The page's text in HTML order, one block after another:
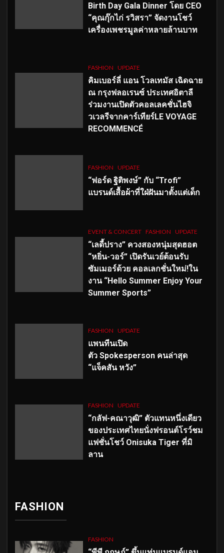
Birth Day Gala Dinner โดย CEO
“คุณกุ๊กไก่ รวิสรา” จัดงานโชว์
เครื่องเพชรมูลค่าหลายล้านบาท
FASHION UPDATE
คิมเบอร์ลี่ แอน โวลเทมัส เฉิดฉาย
ณ กรุงฟลอเรนซ์ ประเทศอิตาลี
ร่วมงานเปิดตัวคอลเลคชั่นไฮจิ
วเวลรีจากคาร์เทียร์LE VOYAGE
RECOMMENCÉ
FASHION UPDATE
“ฟอร์ด ฐิติพงษ์” กับ “Trofi”
แบรนด์เสื้อผ้าที่ใฝ่ฝันมาตั้งแต่เด็ก
EVENT & CONCERT FASHION UPDATE
“เลดี้ปราง” ควงสองหนุ่มสุดฮอต
“หยิ่น-วอร์” เปิดรันเวย์ต้อนรับ
ซัมเมอร์ด้วย คอลเลกชั่นใหม่!ใน
งาน “Hello Summer Enjoy Your
Summer Sports”
FASHION UPDATE
แพนทีนเปิด
ตัว Spokesperson คนล่าสุด
“แจ็คสัน หวัง”
FASHION UPDATE
“กลัฟ-คณาวุฒิ” ตัวแทนหนึ่งเดียว
ของประเทศไทยนั่งฟรอนต์โรว์ชม
แฟชั่นโชว์ Onisuka Tiger ที่มิ
ลาน
FASHION
FASHION